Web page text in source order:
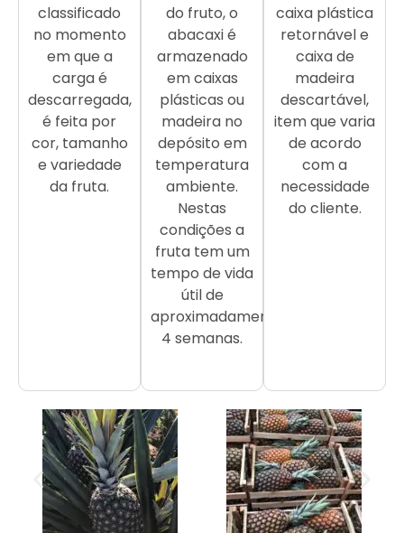
classificado
no momento
em que a
carga é
descarregada,
é feita por
cor, tamanho
e variedade
da fruta.
do fruto, o
abacaxi é
armazenado
em caixas
plásticas ou
madeira no
depósito em
temperatura
ambiente.
Nestas
condições a
fruta tem um
tempo de vida
útil de
aproximadamente
4 semanas.
caixa plástica
retornável e
caixa de
madeira
descartável,
item que varia
de acordo
com a
necessidade
do cliente.